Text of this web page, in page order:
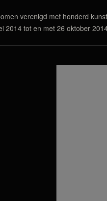
verenigd met honderd
2014 tot en met 26 oktober